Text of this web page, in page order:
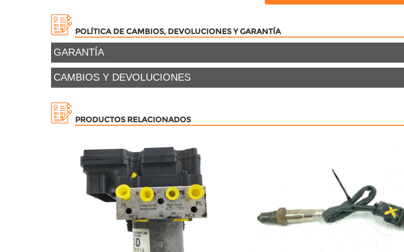
POLÍTICA DE CAMBIOS, DEVOLUCIONES Y GARANTÍA
GARANTÍA
CAMBIOS Y DEVOLUCIONES
PRODUCTOS RELACIONADOS